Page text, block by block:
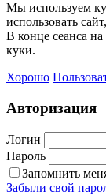
Мы используем
использовать
В конце сеанса
куки.
Хорошо
Авторизация
Логин
Пароль
Запомнить
Забыли свой